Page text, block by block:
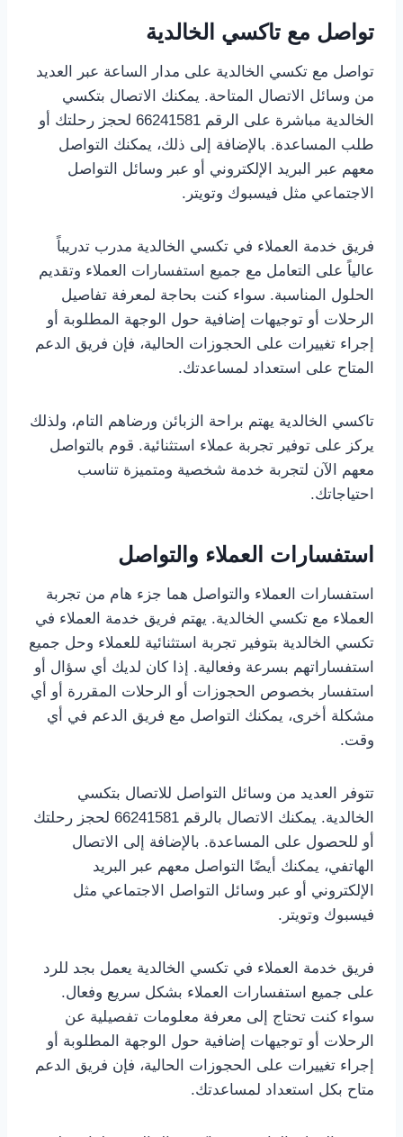
تواصل مع تاكسي الخالدية
تواصل مع تكسي الخالدية على مدار الساعة عبر العديد
من وسائل الاتصال المتاحة. يمكنك الاتصال بتكسي
الخالدية مباشرة على الرقم 66241581 لحجز رحلتك أو
طلب المساعدة. بالإضافة إلى ذلك، يمكنك التواصل
معهم عبر البريد الإلكتروني أو عبر وسائل التواصل
الاجتماعي مثل فيسبوك وتويتر.
فريق خدمة العملاء في تكسي الخالدية مدرب تدريباً
عالياً على التعامل مع جميع استفسارات العملاء وتقديم
الحلول المناسبة. سواء كنت بحاجة لمعرفة تفاصيل
الرحلات أو توجيهات إضافية حول الوجهة المطلوبة أو
إجراء تغييرات على الحجوزات الحالية، فإن فريق الدعم
المتاح على استعداد لمساعدتك.
تاكسي الخالدية يهتم براحة الزبائن ورضاهم التام، ولذلك
يركز على توفير تجربة عملاء استثنائية. قوم بالتواصل
معهم الآن لتجربة خدمة شخصية ومتميزة تناسب
احتياجاتك.
استفسارات العملاء والتواصل
استفسارات العملاء والتواصل هما جزء هام من تجربة
العملاء مع تكسي الخالدية. يهتم فريق خدمة العملاء في
تكسي الخالدية بتوفير تجربة استثنائية للعملاء وحل جميع
استفساراتهم بسرعة وفعالية. إذا كان لديك أي سؤال أو
استفسار بخصوص الحجوزات أو الرحلات المقررة أو أي
مشكلة أخرى، يمكنك التواصل مع فريق الدعم في أي
وقت.
تتوفر العديد من وسائل التواصل للاتصال بتكسي
الخالدية. يمكنك الاتصال بالرقم 66241581 لحجز رحلتك
أو للحصول على المساعدة. بالإضافة إلى الاتصال
الهاتفي، يمكنك أيضًا التواصل معهم عبر البريد
الإلكتروني أو عبر وسائل التواصل الاجتماعي مثل
فيسبوك وتويتر.
فريق خدمة العملاء في تكسي الخالدية يعمل بجد للرد
على جميع استفسارات العملاء بشكل سريع وفعال.
سواء كنت تحتاج إلى معرفة معلومات تفصيلية عن
الرحلات أو توجيهات إضافية حول الوجهة المطلوبة أو
إجراء تغييرات على الحجوزات الحالية، فإن فريق الدعم
متاح بكل استعداد لمساعدتك.